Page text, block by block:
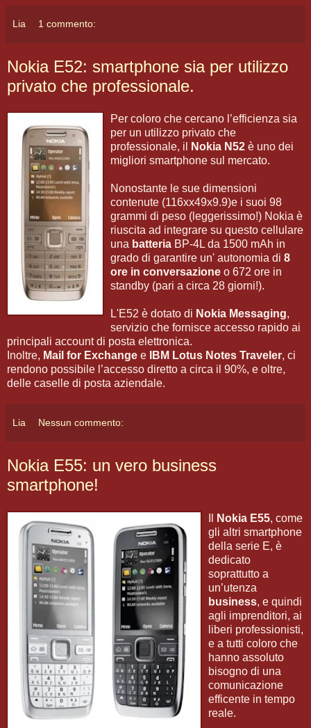
Lia 1 commento:
Nokia E52: smartphone sia per utilizzo
privato che professionale.
Per coloro che cercano l’efficienza sia
per un utilizzo privato che
professionale, il
Nokia N52 è uno dei
migliori smartphone sul mercato.
Nonostante le sue dimensioni
contenute (116xx49x9.9)e i suoi 98
grammi di peso (leggerissimo!) Nokia è
riuscita ad integrare su questo cellulare
una batteria BP-4L da 1500 mAh in
grado di garantire un' autonomia di 8
ore in conversazione o 672 ore in
standby (pari a circa 28 giorni!).
L'E52 è dotato di Nokia Messaging,
servizio che fornisce accesso rapido ai
principali account di posta elettronica.
Inoltre, Mail for Exchange e IBM Lotus Notes Traveler, ci
rendono possibile l’accesso diretto a circa il 90%, e oltre,
delle caselle di posta aziendale.
Lia Nessun commento:
Nokia E55: un vero business
smartphone!
Nokia E55, come
gli altri smartphone
della serie E, è
dedicato
soprattutto a
un’utenza
business, e quindi
agli imprenditori, ai
liberi professionisti,
e a tutti coloro che
hanno assoluto
bisogno di una
comunicazione
efficente in tempo
reale.